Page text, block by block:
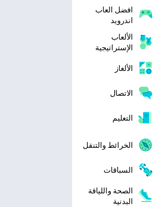
افضل العاب
اندرويد
الألعاب
الإستراتيجية
الألغاز
الاتصال
التعليم
الخرائط والتنقل
السباقات
الصحة واللياقة
البدنية